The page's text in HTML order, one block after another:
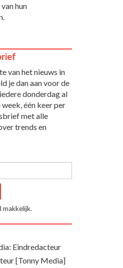
hun
van het nieuws in
je dan aan voor de
donderdag al
één keer per
met alle
trends en
makkelijk.
Eindredacteur
[Tonny Media]